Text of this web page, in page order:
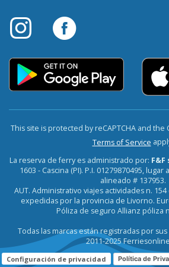
This site is protected by reCAPTCHA and the
Terms of Service
La reserva de ferry es administrado por: F&F
1603 - Cascina (PI). P.I. 01279870495, lugar
alineado # 137953.
AUT. Administrativo viajes actividades n.
expedidas por la provincia de Livorno.
Póliza de seguro Allianz póliza
Todas las marcas están registradas por
2011-2025
Configuración de privacidad Política de